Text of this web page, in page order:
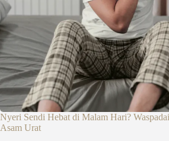
Nyeri Sendi Hebat di Malam Hari?
Asam Urat